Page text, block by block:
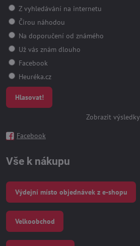
Z vyhledávání na internetu
Čirou náhodou
Na doporučení od známého
Už vás znám dlouho
Facebook
Heuréka.cz
Hlasovat!
Zobrazit výsledky
Facebook
Vše k nákupu
Výdejní místo objednávek z e-shopu
Velkoobchod